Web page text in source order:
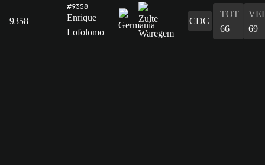
9358
#9358
Enrique
Lofolomo
CDC
TOT
66
69